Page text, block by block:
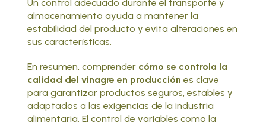
Un control adecuado durante el transporte y
almacenamiento ayuda a mantener la
estabilidad del producto y evita alteraciones en
sus características.
En resumen, comprender cómo se controla la
calidad del vinagre en producción es clave
para garantizar productos seguros, estables y
adaptados a las exigencias de la industria
alimentaria. El control de variables como la